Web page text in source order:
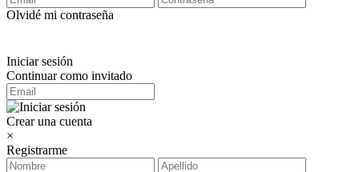
Olvidé mi contraseña
Iniciar sesión
Continuar como invitado
Crear una cuenta
×
Registrarme